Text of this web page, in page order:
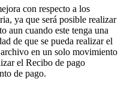
con respecto a los
ya que será posible realizar
aun cuando este tenga una
de que se pueda realizar el
en un solo movimiento
el Recibo de pago
de pago.